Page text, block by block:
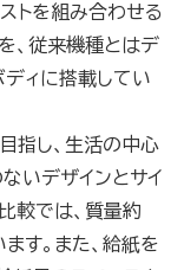
トを組み合わせる
、従来機種とはデ
ディに搭載してい
指し、生活の中心
いデザインとサイ
較では、質量約
す。また、給紙を